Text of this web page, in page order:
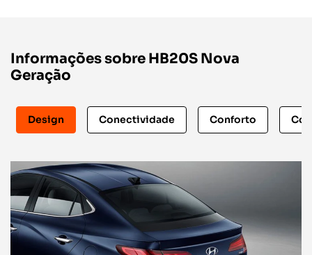
Informações sobre HB20S Nova
Geração
Design Conectividade Conforto